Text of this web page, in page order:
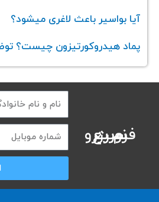
آیا بواسیر باعث لاغری میشود؟
پماد هیدروکورتیزون چیست؟
فرم رزرو سریع نوبت